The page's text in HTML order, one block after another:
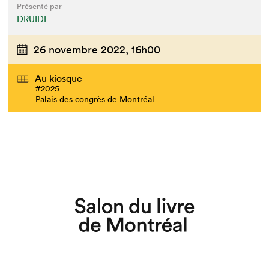
Présenté par
DRUIDE
26 novembre 2022, 16h00
Au kiosque
#2025
Palais des congrès de Montréal